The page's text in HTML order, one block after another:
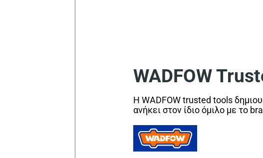
WADFOW
Η WADFOW trusted tools
ανήκει στον ίδιο όμιλο με το